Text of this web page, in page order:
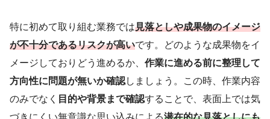
特に初めて取り組む業務では見落としや成果物のイメージ
が不十分であるリスクが高いです。どのような成果物をイ
メージしておりどう進めるか、 作業に進める前に整理して
方向性に問題が無いか確認しましょう。この時、作業内容
のみでなく 目的や背景まで確認することで、表面上では気
づきにくい無意識な思い込みによる潜在的な見落としにも